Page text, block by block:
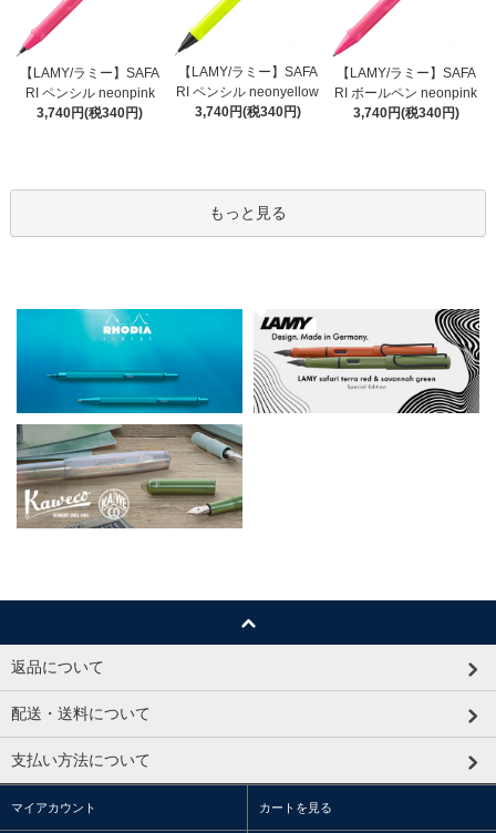
【LAMY/ラミー】SAFA
RI ペンシル neonpink
3,740円(税340円)
【LAMY/ラミー】SAFA
RI ペンシル neonyellow
3,740円(税340円)
【LAMY/ラミー】SAFA
RI ボールペン neonpink
3,740円(税340円)
もっと見る
返品について
配送・送料について
支払い方法について
マイアカウント カートを見る